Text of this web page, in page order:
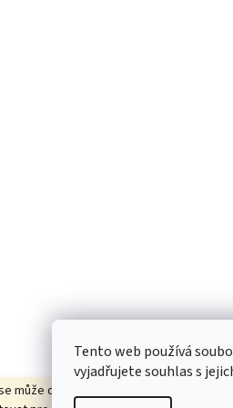
Tento web používá
vyjadřujete souhlas s
může dodací lhůta dočasně